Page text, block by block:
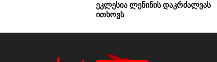
ეკლესია ლენინის დაკრძალვას
ითხოვს